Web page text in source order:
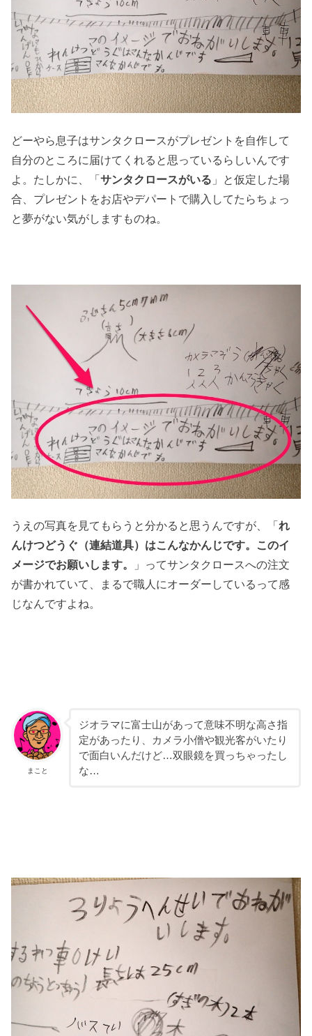
どーやら息子はサンタクロースがプレゼントを自作して
自分のところに届けてくれると思っているらしいんです
よ。たしかに、「サンタクロースがいる 」と仮定した場
合、プレゼントをお店やデパートで購入してたらちょっ
と夢がない気がしますものね。
うえの写真を見てもらうと分かると思うんですが、「れ
んけつどうぐ（連結道具）はこんなかんじです。このイ
メージでお願いします。
」ってサンタクロースへの注文
が書かれていて、まるで職人にオーダーしているって感
じなんですよね。
まこと
ジオラマに富士山があって意味不明な高さ指
定があったり、カメラ小僧や観光客がいたり
で面白いんだけど…双眼鏡を買っちゃったし
な…